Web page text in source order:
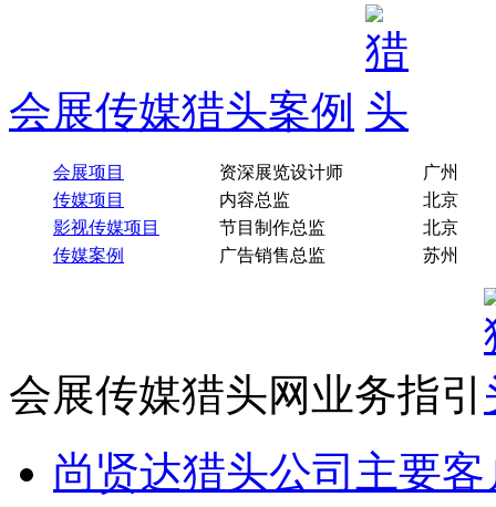
会展传媒猎头案例
会展项目 资深展览设计师
广州
传媒项目
内容总监
北京
影视传媒项目
节目制作总监
北京
传媒案例
广告销售总监 苏州
会展传媒猎头网业务指引
尚贤达猎头公司主要